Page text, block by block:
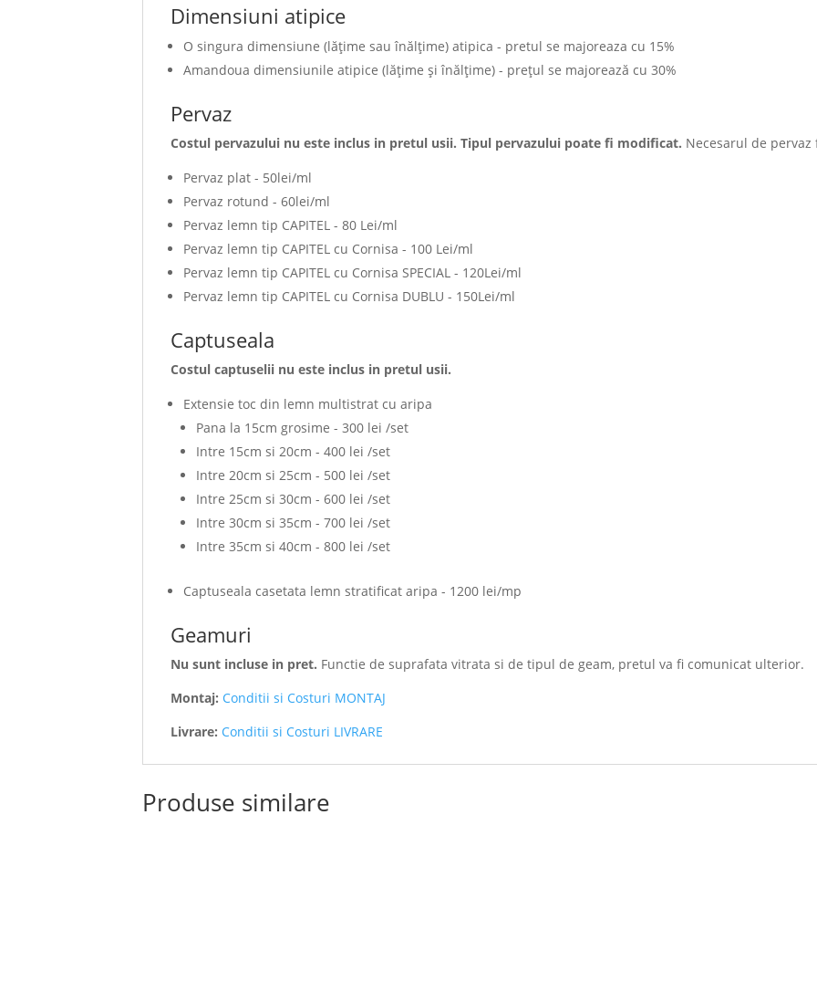
Dimensiuni atipice
O singura dimensiune (lăţime sau înălţime) atipica - pretul se majoreaza cu 15%
Amandoua dimensiunile atipice (lăţime şi înălţime) - preţul se majorează cu 30%
Pervaz
Costul pervazului nu este inclus in pretul usii. Tipul pervazului poate fi modificat. Necesarul de
Pervaz plat - 50lei/ml
Pervaz rotund - 60lei/ml
Pervaz lemn tip CAPITEL - 80 Lei/ml
Pervaz lemn tip CAPITEL cu Cornisa - 100 Lei/ml
Pervaz lemn tip CAPITEL cu Cornisa SPECIAL - 120Lei/ml
Pervaz lemn tip CAPITEL cu Cornisa DUBLU - 150Lei/ml
Captuseala
Costul captuselii nu este inclus in pretul usii.
Extensie toc din lemn multistrat cu aripa
Pana la 15cm grosime - 300 lei /set
Intre 15cm si 20cm - 400 lei /set
Intre 20cm si 25cm - 500 lei /set
Intre 25cm si 30cm - 600 lei /set
Intre 30cm si 35cm - 700 lei /set
Intre 35cm si 40cm - 800 lei /set
Captuseala casetata lemn stratificat aripa - 1200 lei/mp
Geamuri
Nu sunt incluse in pret. Functie de suprafata vitrata si de tipul de geam, pretul va fi comunicat ulterior.
Montaj: Conditii si Costuri MONTAJ
Livrare: Conditii si Costuri LIVRARE
Produse similare